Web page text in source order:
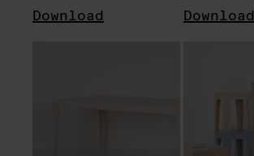
Download Download